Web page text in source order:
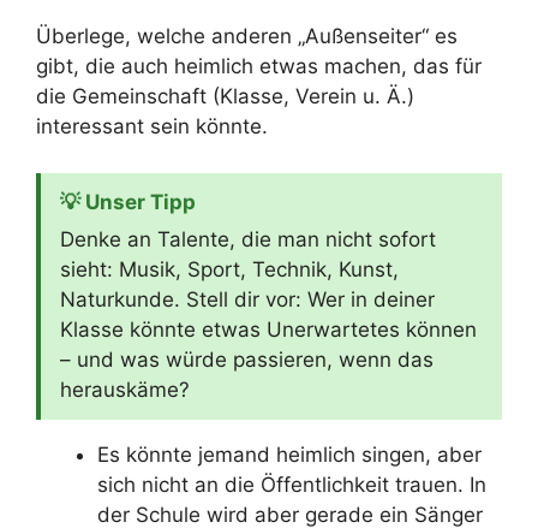
Überlege, welche anderen „Außenseiter“ es
gibt, die auch heimlich etwas machen, das für
die Gemeinschaft (Klasse, Verein u. Ä.)
interessant sein könnte.
💡 Unser Tipp
Denke an Talente, die man nicht sofort
sieht: Musik, Sport, Technik, Kunst,
Naturkunde. Stell dir vor: Wer in deiner
Klasse könnte etwas Unerwartetes können
– und was würde passieren, wenn das
herauskäme?
Es könnte jemand heimlich singen, aber
sich nicht an die Öffentlichkeit trauen. In
der Schule wird aber gerade ein Sänger